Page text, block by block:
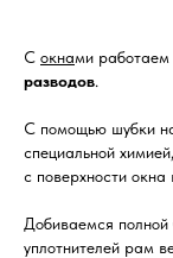
С окнами работаем
разводов.
С помощью шубки
специальной
с поверхности окна
Добиваемся полной
уплотнителей рам